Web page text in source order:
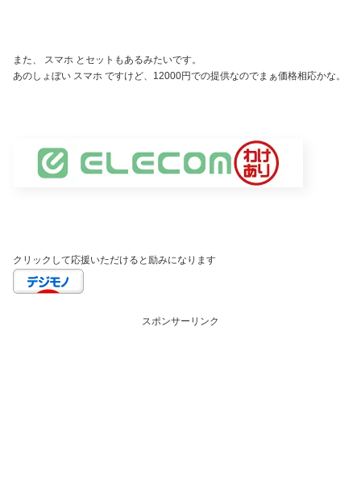
また、 スマホ とセットもあるみたいです。
あのしょぼい スマホ ですけど、12000円での提供なのでまぁ価格相応かな。
クリックして応援いただけると励みになります
スポンサーリンク